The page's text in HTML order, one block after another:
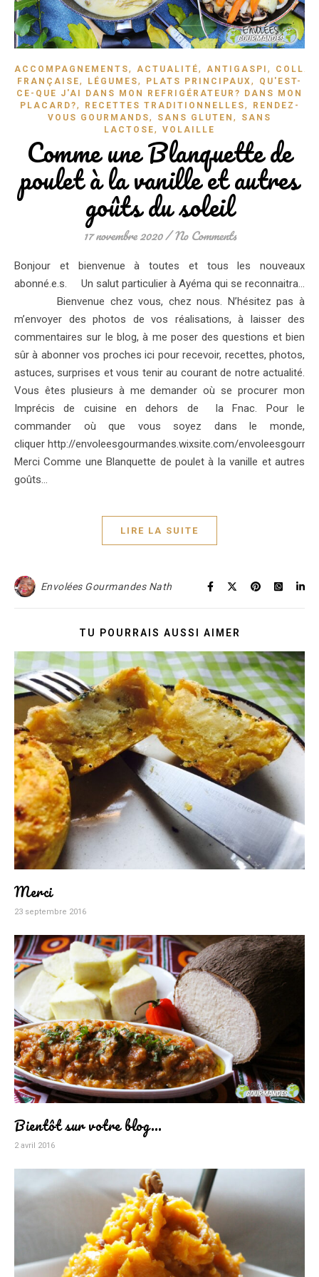
ACCOMPAGNEMENTS, ACTUALITÉ, ANTIGASPI ,
FRANÇAISE, LÉGUMES, PLATS PRINCIPAUX,
QU'EST-
CE-QUE J'AI DANS MON REFRIGÉRATEUR? DANS MON
PLACARD?, RECETTES TRADITIONNELLES,
RENDEZ-
VOUS GOURMANDS, SANS GLUTEN ,
SANS
LACTOSE, VOLAILLE
Comme une Blanquette de
poulet à la vanille et autres
goûts du soleil
17 novembre 2020/No Comments
Bonjour et bienvenue à toutes et tous les nouveaux
abonné.e.s. Un salut particulier à Ayéma qui se reconnaitra…
Bienvenue chez vous, chez nous. N’hésitez pas à
m’envoyer des photos de vos réalisations, à laisser des
commentaires sur le blog, à me poser des questions et bien
sûr à abonner vos proches ici pour recevoir, recettes, photos,
astuces, surprises et vous tenir au courant de notre actualité.
Vous êtes plusieurs à me demander où se procurer mon
Imprécis de cuisine en dehors de la Fnac. Pour le
commander où que vous soyez dans le monde,
cliquer http://envoleesgourmandes.wixsite.com/
Merci Comme une Blanquette de poulet à la vanille et autres
goûts…
LIRE LA SUITE
Envolées Gourmandes Nath
TU POURRAIS AUSSI AIMER
Merci
23 septembre 2016
Bientôt sur votre blog…
2 avril 2016